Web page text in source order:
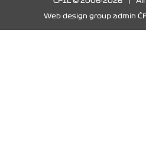
Web design group admin